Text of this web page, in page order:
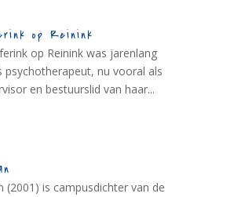
op Reinink
op Reinink was jarenlang
psychotherapeut, nu vooral als
en bestuurslid van haar...
(2001) is campusdichter van de